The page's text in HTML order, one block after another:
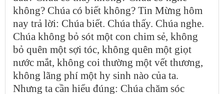
không? Chúa có biết không? Tin Mừng hôm
nay trả lời: Chúa biết. Chúa thấy. Chúa nghe.
Chúa không bỏ sót một con chim sẻ, không
bỏ quên một sợi tóc, không quên một giọt
nước mắt, không coi thường một vết thương,
không lãng phí một hy sinh nào của ta.
Nhưng ta cần hiểu đúng: Chúa chăm sóc